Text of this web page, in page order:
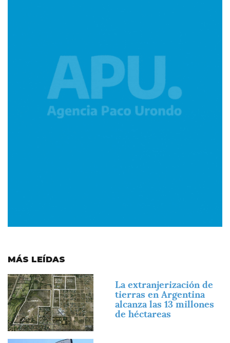
MÁS LEÍDAS
Imagen
La extranjerización de
tierras en Argentina
alcanza las 13 millones
de héctareas